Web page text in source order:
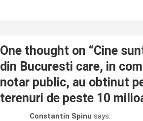
One thought on “Cine
din Bucuresti care, in
notar public, au obtinut
terenuri de peste 10
Constantin Spinu says: